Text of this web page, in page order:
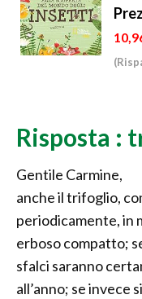
Risposta :
Gentile Carmine,
anche il trifoglio,
periodicamente, in
erboso compatto;
sfalci saranno
all’anno; se invece